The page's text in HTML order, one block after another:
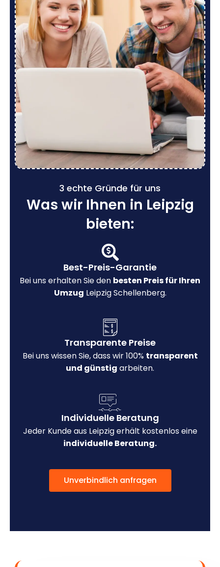
3 echte Gründe für uns
Was wir Ihnen in Leipzig
bieten:
Best-Preis-Garantie
Bei uns erhalten Sie den besten Preis für Ihren
Umzug Leipzig Schellenberg.
Transparente Preise
Bei uns wissen Sie, dass wir 100% transparent
und günstig arbeiten.
Individuelle Beratung
Jeder Kunde aus Leipzig erhält kostenlos eine
individuelle Beratung.
Unverbindlich anfragen